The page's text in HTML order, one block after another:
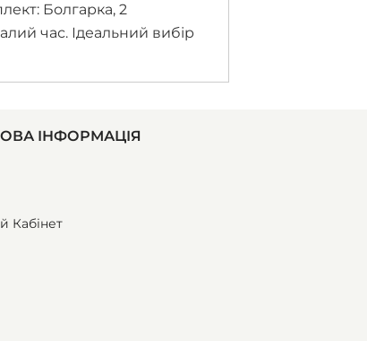
Болгарка, 2
час. Ідеальний вибір
ІНФОРМАЦІЯ
Кабінет